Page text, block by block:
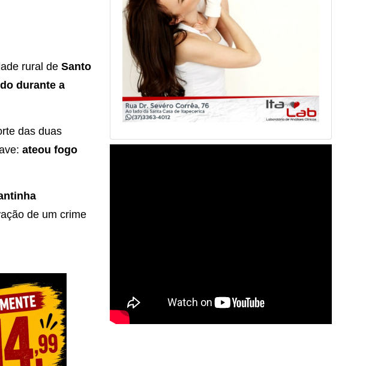
rural de Santo
durante a
das duas
ateou fogo
de um crime